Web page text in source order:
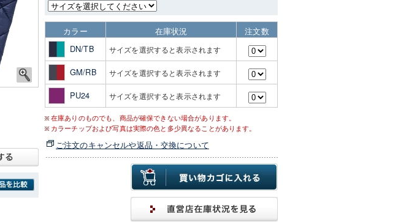
カラー 在庫状況
注文数
DN/TB
サイズを選択すると表示されます
GM/RB サイズを選択すると表示されます
PU24 サイズを選択すると表示されます
在庫ありのものでも、商品が確保できない場合があります。
カラーチップおよび写真は実際の色と多少異なることがあります。
ご注文のキャンセルや返品・交換について